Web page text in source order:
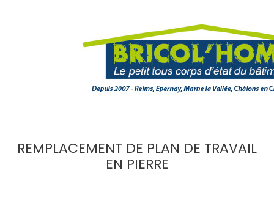
REMPLACEMENT DE PLAN DE TRAVAIL
EN PIERRE